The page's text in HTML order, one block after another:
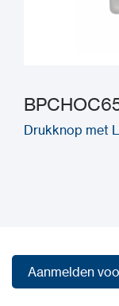
Drukknop met
Aanmelden